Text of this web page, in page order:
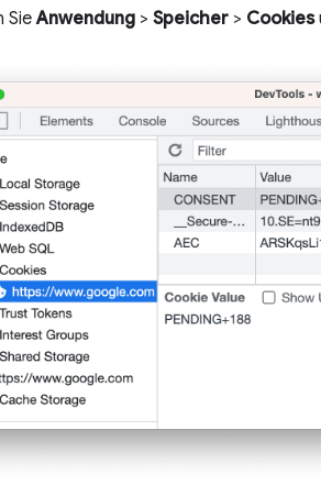
SieAnwendung > Speicher > Cookies